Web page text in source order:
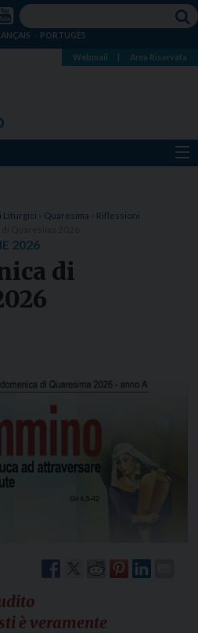
PORTUGÊS
Webmail Area Riservata
Liturgici Quaresima
Riflessioni
2026
di
è veramente